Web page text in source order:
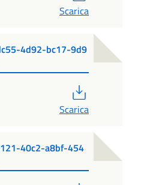
Scarica
4d92-bc17-9d9
Scarica
40c2-a8bf-454